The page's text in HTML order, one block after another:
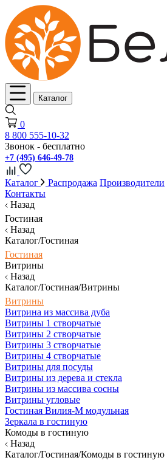
Каталог
0
8 800 555-10-32
Звонок - бесплатно
+7 (495) 646-49-78
Каталог Распродажа Производители
Контакты
Назад
Гостиная
Назад
Каталог/Гостиная
Гостиная
Витрины
Назад
Каталог/Гостиная/Витрины
Витрины
Витрина из массива дуба
Витрины 1 створчатые
Витрины 2 створчатые
Витрины 3 створчатые
Витрины 4 створчатые
Витрины для посуды
Витрины из дерева и стекла
Витрины из массива сосны
Витрины угловые
Гостиная Вилия-М модульная
Зеркала в гостиную
Комоды в гостиную
Назад
Каталог/Гостиная/Комоды в гостиную